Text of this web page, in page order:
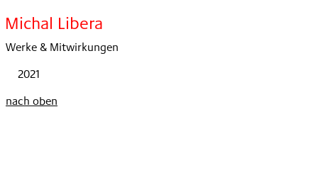
Michal Libera
Werke & Mitwirkungen
2021
nach oben